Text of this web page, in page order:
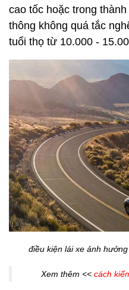
cao tốc hoặc trong
thông không quá tắc
tuổi thọ từ 10.000 -
điều kiện lái xe ảnh
Xem thêm << cách